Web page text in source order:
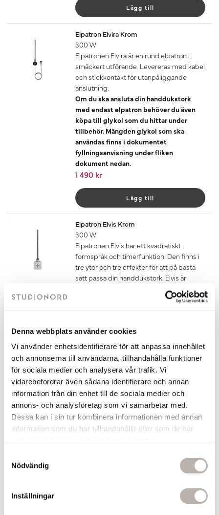
Denna webbplats använder cookies
Vi använder enhetsidentifierare för att anpassa innehållet
och annonserna till användarna, tillhandahålla funktioner
för sociala medier och analysera vår trafik. Vi
vidarebefordrar även sådana identifierare och annan
information från din enhet till de sociala medier och
annons- och analysföretag som vi samarbetar med.
Dessa kan i sin tur kombinera informationen med annan
information som du har tillhandahållit eller som de har
Nödvändig
Inställningar
Lägg till
Elpatron Elvira Krom
300 W
Elpatronen Elvira är en rund elpatron i
smäckert utförande. Levereras med kabel
och stickkontakt för utanpåliggande
anslutning.
Om du ska ansluta din handdukstork
med endast elpatron behöver du även
köpa till glykol som du hittar under
tillbehör. Mängden glykol som ska
användas finns i dokumentet
fyllningsanvisning under fliken
dokument nedan.
1 490 kr
Lägg till
Elpatron Elvis Krom
300 W
Elpatronen Elvis har ett kvadratiskt
formspråk och timerfunktion. Den finns i
tre ytor och tre effekter för att på bästa
sätt passa din handdukstork. Elvis är
Om du ska ansluta din handdukstork
tillbehör. Mängden glykol som ska
användas finns i dokumentet
fyllningsanvisning under fliken
dokument nedan.
1 590 kr
Lägg till
Elpatron Sofia Krom
diskret yttre men ett avancerat inre. Den
finns i tre färger och två effekter (150W
handdukstork. Sofia är anpassad för dold
anslutning. Temperaturen ställs steglöst